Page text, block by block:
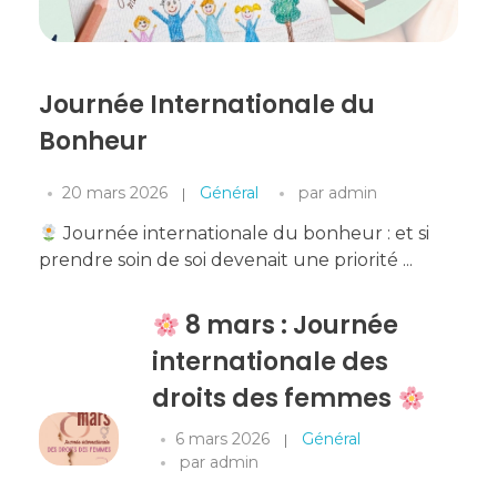
Journée Internationale du
Bonheur
20 mars 2026 Général par admin
Journée internationale du bonheur : et si
prendre soin de soi devenait une priorité ...
8 mars : Journée
internationale des
droits des femmes
6 mars 2026
Général
par admin